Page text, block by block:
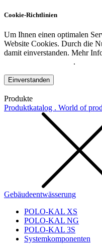
Cookie-Richtlinien
Um Ihnen einen optimalen
Website Cookies. Durch die
damit einverstanden. Mehr
.
Einverstanden
Produkte
Produktkatalog . World of
Gebäudeentwässerung
POLO-KAL XS
POLO-KAL NG
POLO-KAL 3S
Systemkomponenten